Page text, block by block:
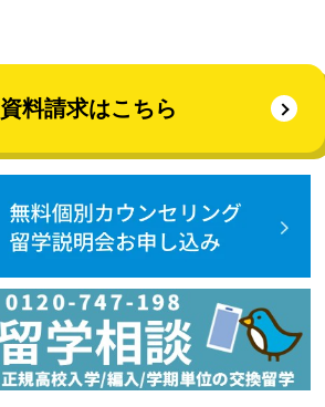
資料請求はこちら